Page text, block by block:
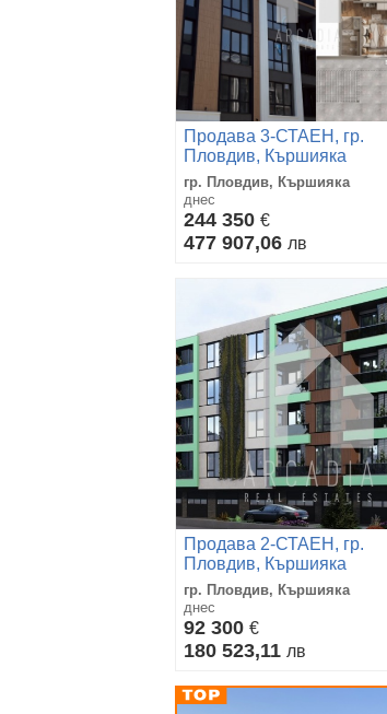
Продава 3-СТАЕН, гр.
Пловдив, Кършияка
гр. Пловдив, Кършияка
днес
244 350 €
477 907,06 лв
Продава 2-СТАЕН, гр.
Пловдив, Кършияка
гр. Пловдив, Кършияка
днес
92 300 €
180 523,11 лв